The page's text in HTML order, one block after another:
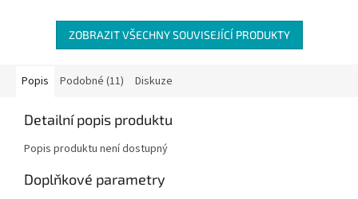
ZOBRAZIT VŠECHNY SOUVISEJÍCÍ PRODUKTY
Popis Podobné (11) Diskuze
Detailní popis produktu
Popis produktu není dostupný
Doplňkové parametry